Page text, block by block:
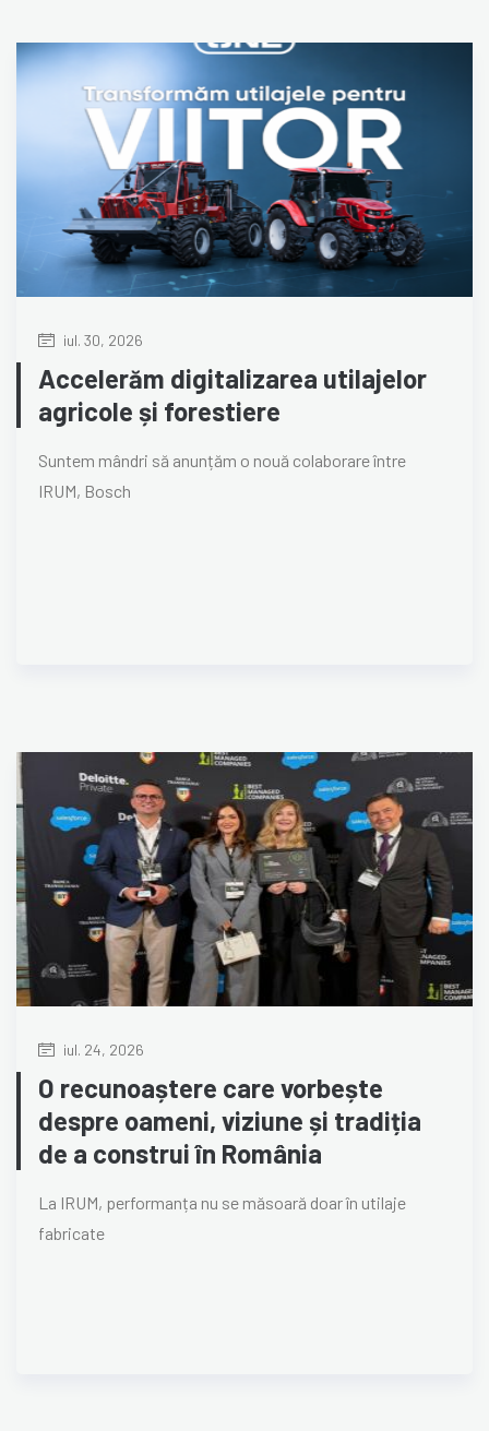
iul. 30, 2026
Accelerăm digitalizarea utilajelor
agricole și forestiere
Suntem mândri să anunțăm o nouă colaborare între
IRUM, Bosch
iul. 24, 2026
O recunoaștere care vorbește
despre oameni, viziune și tradiția
de a construi în România
La IRUM, performanța nu se măsoară doar în utilaje
fabricate